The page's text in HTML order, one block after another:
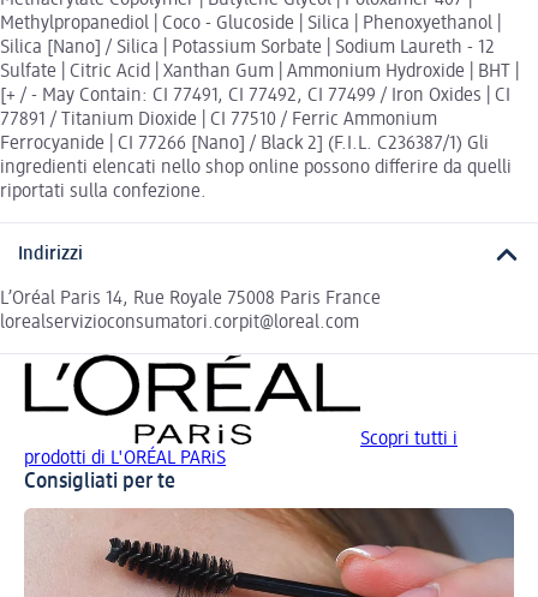
Methylpropanediol | Coco - Glucoside | Silica | Phenoxyethanol |
Silica [Nano] / Silica | Potassium Sorbate | Sodium Laureth - 12
Sulfate | Citric Acid | Xanthan Gum | Ammonium Hydroxide | BHT |
[+ / - May Contain: CI 77491, CI 77492, CI 77499 / Iron Oxides | CI
77891 / Titanium Dioxide | CI 77510 / Ferric Ammonium
Ferrocyanide | CI 77266 [Nano] / Black 2] (F.I.L. C236387/1) Gli
ingredienti elencati nello shop online possono differire da quelli
riportati sulla confezione.
Indirizzi
L’Oréal Paris 14, Rue Royale 75008 Paris France
lorealservizioconsumatori.corpit@loreal.com
Scopri tutti i
prodotti di L'ORÉAL PARiS
Consigliati per te